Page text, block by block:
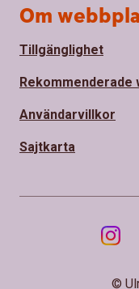
Om
Tillgänglighet
Rekommenderade
Användarvillkor
Sajtkarta
©